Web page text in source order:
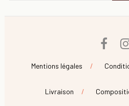
Mentions légales
Livraison